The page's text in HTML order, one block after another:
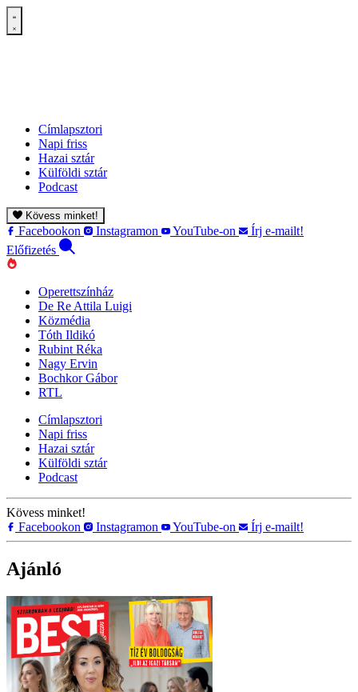
Címlapsztori
Napi friss
Hazai sztár
Külföldi sztár
Podcast
Kövess minket!
Facebookon Instagramon YouTube-on
Írj e-mailt!
Előfizetés
Operettszínház
De Re Attila Luigi
Közmédia
Tóth Ildikó
Rubint Réka
Nagy Ervin
Bochkor Gábor
RTL
Címlapsztori
Napi friss
Hazai sztár
Külföldi sztár
Podcast
Kövess minket!
Facebookon
Instagramon YouTube-on Írj e-mailt!
Ajánló